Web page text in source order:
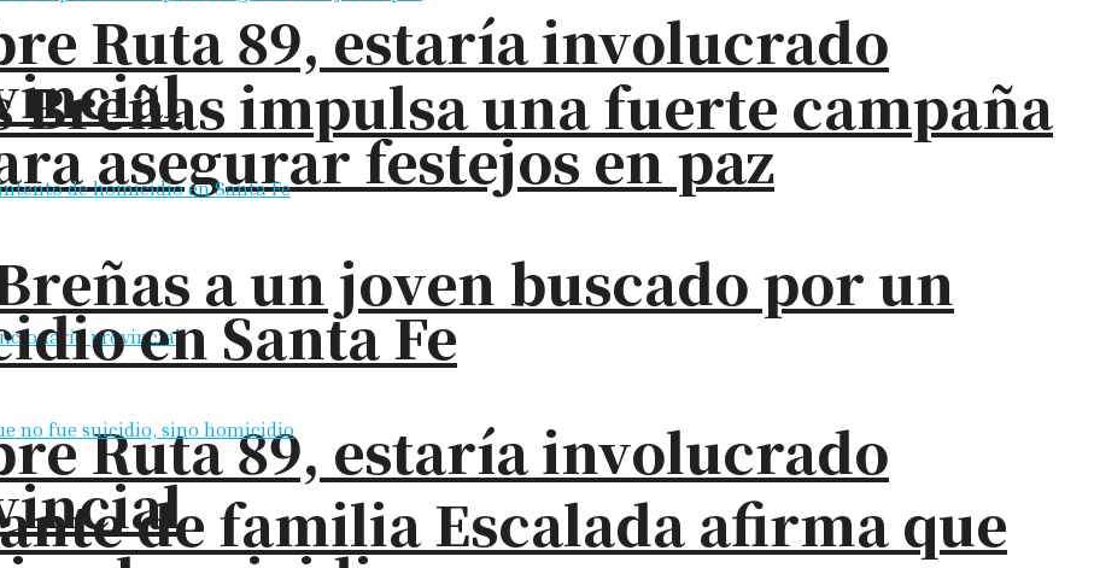
Breñas impulsa una fuerte campaña
asegurar festejos en paz
Ruta 89, estaría involucrado
Ruta 89, estaría involucrado
a un joven buscado por un
en Santa Fe
de familia Escalada afirma que